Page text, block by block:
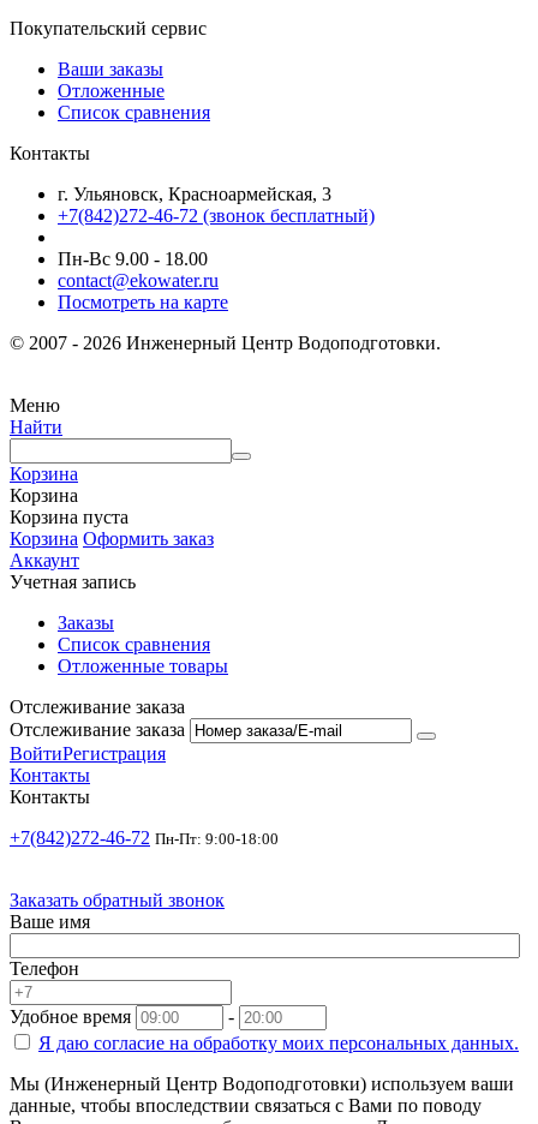
Покупательский сервис
Ваши заказы
Отложенные
Список сравнения
Контакты
г. Ульяновск, Красноармейская, 3
+7(842)272-46-72 (звонок бесплатный)
Пн-Вс 9.00 - 18.00
contact@ekowater.ru
Посмотреть на карте
© 2007 - 2026 Инженерный Центр Водоподготовки.
Меню
Найти
Корзина
Корзина
Корзина пуста
Корзина Оформить заказ
Аккаунт
Учетная запись
Заказы
Список сравнения
Отложенные товары
Отслеживание заказа
Отслеживание заказа
ВойтиРегистрация
Контакты
Контакты
+7(842)272-46-72 Пн-Пт: 9:00-18:00
Заказать обратный звонок
Ваше имя
Телефон
Удобное время
-
Я даю согласие на обработку моих персональных данных.
Мы (Инженерный Центр Водоподготовки) используем ваши
данные, чтобы впоследствии связаться с Вами по поводу